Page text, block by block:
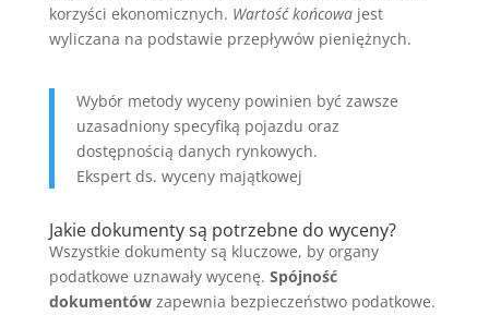
korzyści ekonomicznych. Wartość końcowajest
wyliczana na podstawie przepływów pieniężnych.
Wybór metody wyceny powinien być zawsze
uzasadniony specyfiką pojazdu oraz
dostępnością danych rynkowych.
Ekspert ds. wyceny majątkowej
Jakie dokumenty są potrzebne do wyceny?
Wszystkie dokumenty są kluczowe, by organy
podatkowe uznawały wycenę. Spójność
dokumentówzapewnia bezpieczeństwo podatkowe.